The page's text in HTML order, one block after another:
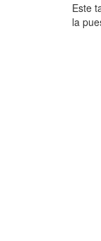
Este
la